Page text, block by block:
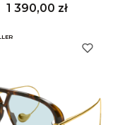
Cena
1 390,00 zł